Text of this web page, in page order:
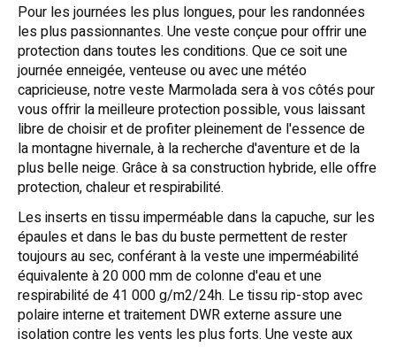
Pour les journées les plus longues, pour les randonnées
les plus passionnantes. Une veste conçue pour offrir une
protection dans toutes les conditions. Que ce soit une
journée enneigée, venteuse ou avec une météo
capricieuse, notre veste Marmolada sera à vos côtés pour
vous offrir la meilleure protection possible, vous laissant
libre de choisir et de profiter pleinement de l'essence de
la montagne hivernale, à la recherche d'aventure et de la
plus belle neige. Grâce à sa construction hybride, elle offre
protection, chaleur et respirabilité.
Les inserts en tissu imperméable dans la capuche, sur les
épaules et dans le bas du buste permettent de rester
toujours au sec, conférant à la veste une imperméabilité
équivalente à 20 000 mm de colonne d'eau et une
respirabilité de 41 000 g/m2/24h. Le tissu rip-stop avec
polaire interne et traitement DWR externe assure une
isolation contre les vents les plus forts. Une veste aux